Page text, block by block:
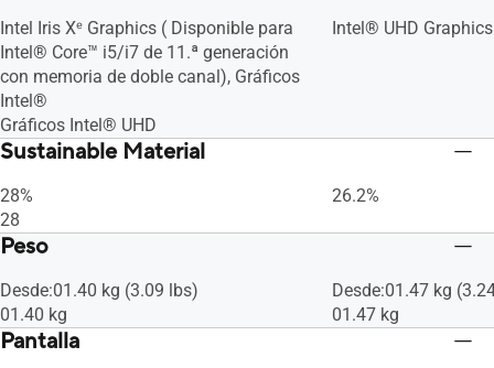
Intel Iris Xᵉ Graphics ( Disponible para
Intel® Core™ i5/i7 de 11.ª generación
con memoria de doble canal), Gráficos
Intel®
Gráficos Intel® UHD
Intel® UHD
Sustainable Material
28%
28
26.2%
Peso
Desde:01.40 kg (3.09 lbs)
01.40 kg
Desde:01.47 kg
01.47 kg
Pantalla